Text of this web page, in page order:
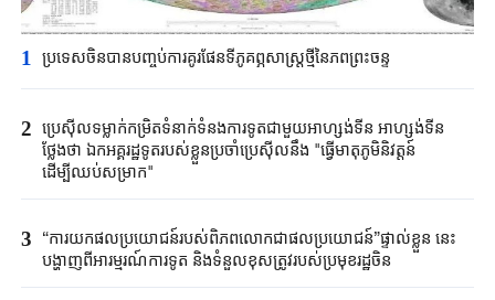
1 ប្រទេសចិនបាន​បញ្ចប់ការគូរផែនទី​ភូគព្ភសាស្ត្រ​ថ្មីនៃភពព្រះចន្ទ​​
2 ប្រេស៊ីល​ទម្លាក់កម្រិត​ទំនាក់ទំនង​ការទូត​ជាមួយអាហ្សង់ទីន ​អាហ្សង់ទីន
ថ្លែងថា ​ឯកអគ្គរដ្ឋទូត​របស់ខ្លួន​ប្រចាំប្រេស៊ីលនឹង​ "​ធ្វើមាតុភូមិនិវត្តន៍​
ដើម្បីឈប់​សម្រាក"​
3
“ការយកផលប្រយោជន៍របស់ពិភពលោកជាផលប្រយោជន៍”ផ្ទាល់ខ្លួន នេះ
បង្ហាញពីអារម្មរណ៍ការទូត និងទំនួលខុសត្រូវរបស់ប្រមុខរដ្ឋចិន